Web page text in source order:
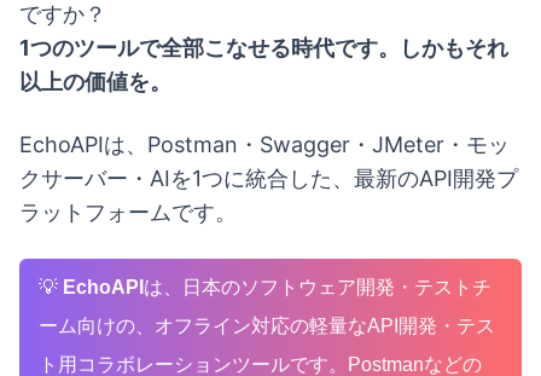
ですか？
1つのツールで全部こなせる時代です。しかもそれ
以上の価値を。
EchoAPIは、Postman・Swagger・JMeter・モッ
クサーバー・AIを1つに統合した、最新のAPI開発プ
ラットフォームです。
💡 EchoAPI は、日本のソフトウェア開発・テストチ
ーム向けの、オフライン対応の軽量なAPI開発・テス
ト用コラボレーションツールです。Postmanなどの